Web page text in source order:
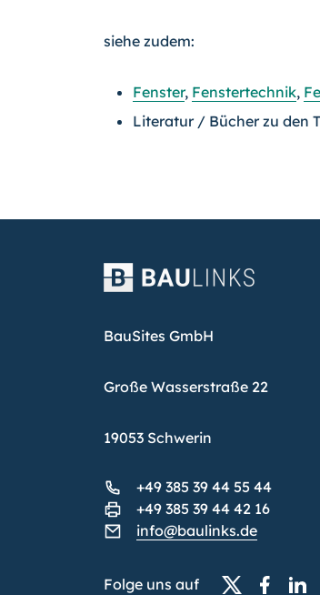
siehe zudem:
Fenster, Fenstertechnik,
Literatur / Bücher zu den
BauSites GmbH
Große Wasserstraße 22
19053 Schwerin
+49 385 39 44 55 44
+49 385 39 44 42 16
info@baulinks.de
Folge uns auf